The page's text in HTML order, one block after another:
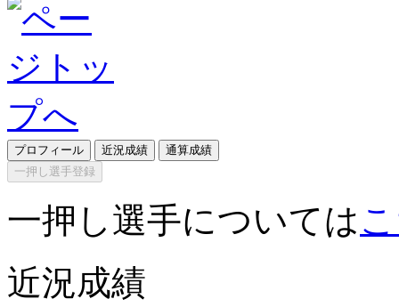
プロフィール 近況成績
通算成績
一押し選手登録
一押し選手については
近況成績